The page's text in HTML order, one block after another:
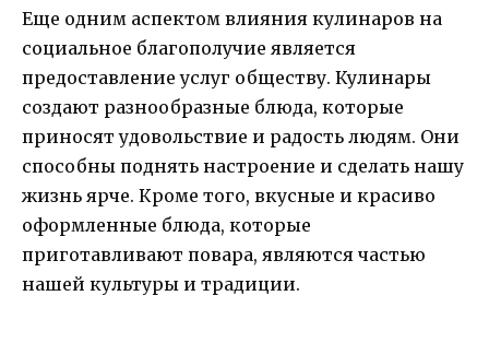
Еще одним аспектом влияния кулинаров на
социальное благополучие является
предоставление услуг обществу. Кулинары
создают разнообразные блюда, которые
приносят удовольствие и радость людям. Они
способны поднять настроение и сделать нашу
жизнь ярче. Кроме того, вкусные и красиво
оформленные блюда, которые
приготавливают повара, являются частью
нашей культуры и традиции.